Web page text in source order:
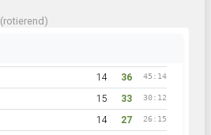
(rotierend)
14 36 45:14
15 33 30:12
14 27 26:15